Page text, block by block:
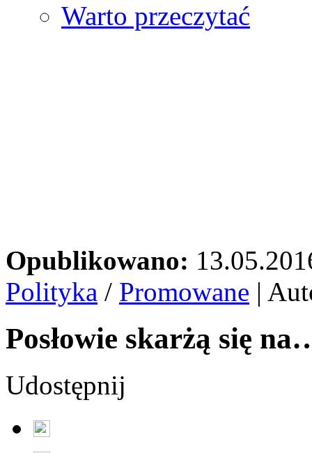
Warto przeczytać
Opublikowano:
Polityka / Promowane |
Posłowie skarżą się
Udostępnij